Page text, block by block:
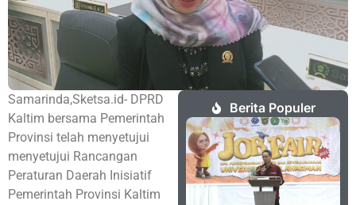
Samarinda,Sketsa.id- DPRD
Kaltim bersama Pemerintah
Provinsi telah menyetujui
menyetujui Rancangan
Peraturan Daerah Inisiatif
Pemerintah Provinsi Kaltim
Berita Populer